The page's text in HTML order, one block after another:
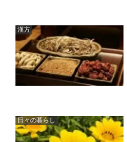
漢方
日々の暮らし